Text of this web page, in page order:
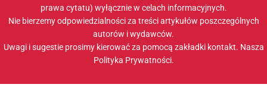
prawa cytatu) wyłącznie w celach informacyjnych.
Nie bierzemy odpowiedzialności za treści artykułów poszczególnych
autorów i wydawców.
Uwagi i sugestie prosimy kierować za pomocą zakładki kontakt. Nasza
Polityka Prywatności.